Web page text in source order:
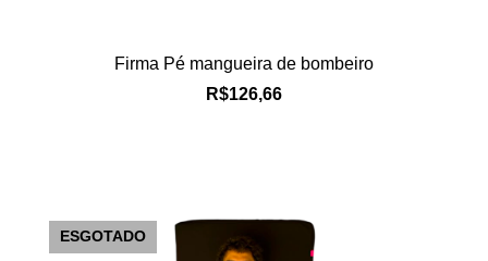
Firma Pé mangueira de bombeiro
R$126,66
ESGOTADO